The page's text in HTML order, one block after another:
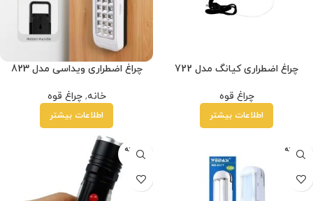
چراغ اضطراری کیانگ مدل 722
چراغ قوه
اطلاعات بیشتر
چراغ اضطراری ویداسی مدل 823
خانه,چراغ قوه
اطلاعات بیشتر
فروخته
شده
فروخته
شده